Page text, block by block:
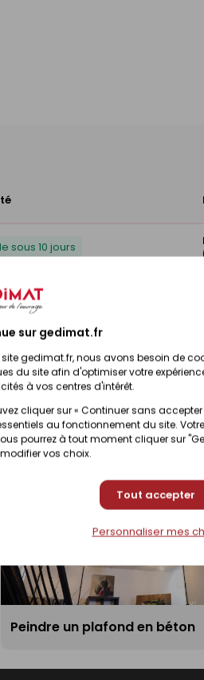
sur gedimat.fr
site gedimat.fr, nous avons besoin de
du site afin d'optimiser votre
à vos centres d'intérêt.
cliquer sur « Continuer sans
au fonctionnement du site.
pourrez à tout moment cliquer sur
vos choix.
Tout accepter
Personnaliser mes
sous 10 jours
sous 10 jours
Peindre un plafond en béton